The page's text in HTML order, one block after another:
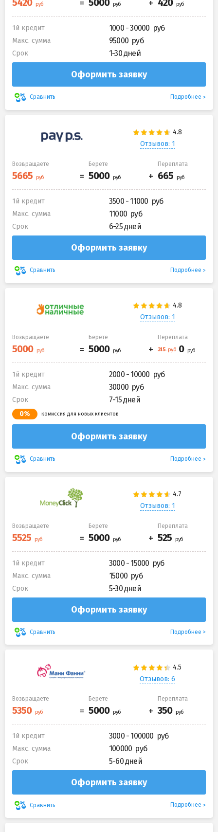
1й кредит 1000 - 30000
Макс. сумма 95000
Срок 1-30 дней
Оформить заявку
Сравнить Подробнее
Отзывов: 1
Возвращаете Берете Переплата
1й кредит 3500 - 11000
Макс. сумма 11000
Срок 6-25 дней
Оформить заявку
Сравнить Подробнее
Отзывов: 1
Возвращаете Берете Переплата
1й кредит 2000 - 10000
Макс. сумма 30000
Срок 7-15 дней
0% комиссия для новых клиентов
Оформить заявку
Сравнить Подробнее
Отзывов: 1
Возвращаете Берете Переплата
1й кредит 3000 - 15000
Макс. сумма 15000
Срок 5-30 дней
Оформить заявку
Сравнить Подробнее
Отзывов: 6
Возвращаете Берете Переплата
1й кредит 3000 - 100000
Макс. сумма 100000
Срок 5-60 дней
Оформить заявку
Сравнить Подробнее